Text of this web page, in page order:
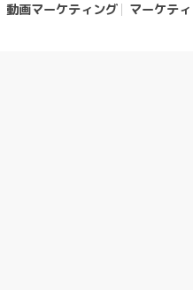
動画マーケティング マーケテ